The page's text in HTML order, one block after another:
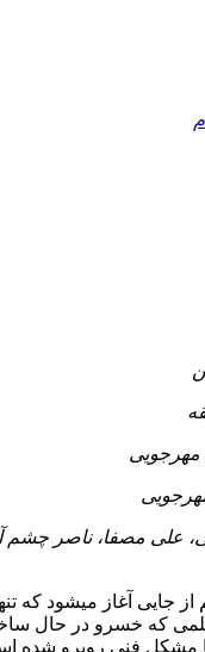
مهرجویی
علی مصفا، ناصر چشم
از جایی آغاز میشود که
که خسرو در حال
مشکل فنی روبرو شده